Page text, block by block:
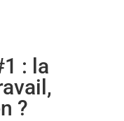
: la
?